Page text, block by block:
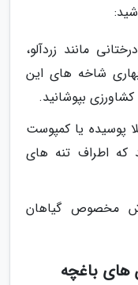
مانند زردآلو،
شاخه های این
بپوشانید.
پوسیده یا کمپوست
که اطراف تنه های
مخصوص گیاهان
های باغچه